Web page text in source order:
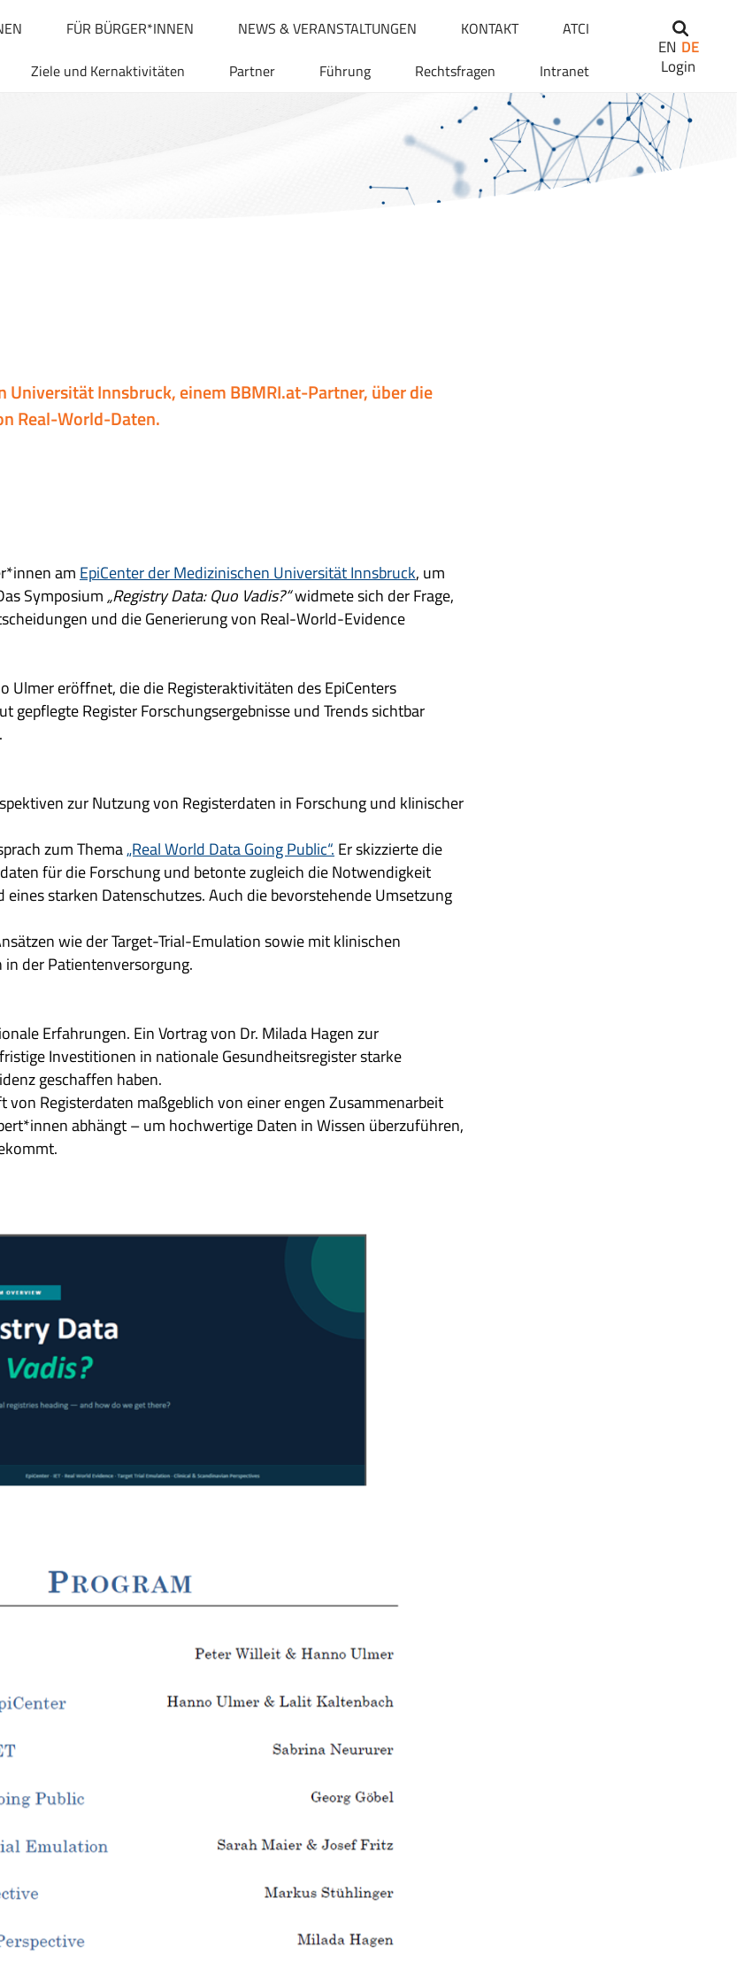
Ziele und Kernaktivitäten Partner Führung Rechtsfragen Intranet
FÜR BÜRGER*INNEN NEWS & VERANSTALTUNGEN KONTAKT ATCI
EN DE
Login
Innsbruck, einem BBMRI.at-Partner, über die
Real-World-Daten.
am EpiCenter der Medizinischen Universität Innsbruck, um
Symposium„Registry Data: Quo Vadis?“widmete sich der Frage,
und die Generierung von Real-World-Evidence
eröffnet, die die Registeraktivitäten des EpiCenters
Register Forschungsergebnisse und Trends sichtbar
zur Nutzung von Registerdaten in Forschung und klinischer
zum Thema„Real World Data Going Public“. Er skizzierte die
für die Forschung und betonte zugleich die Notwendigkeit
starken Datenschutzes. Auch die bevorstehende Umsetzung
wie der Target-Trial-Emulation sowie mit klinischen
der Patientenversorgung.
Erfahrungen. Ein Vortrag von Dr. Milada Hagen zur
Investitionen in nationale Gesundheitsregister starke
geschaffen haben.
Registerdaten maßgeblich von einer engen Zusammenarbeit
abhängt – um hochwertige Daten in Wissen überzuführen,